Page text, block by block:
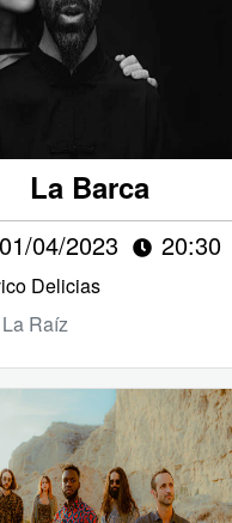
La Barca
04/2023 20:30
Delicias
Raíz